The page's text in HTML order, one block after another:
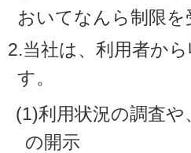
おいてなんら制限
2.当社は、利用者か
す。
(1)利用状況の調査
の開示